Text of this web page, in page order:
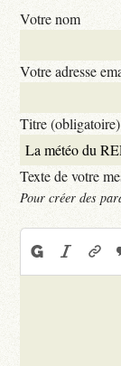
Votre nom
Votre adresse
Titre (obligatoire)
Texte de votre
Pour créer des